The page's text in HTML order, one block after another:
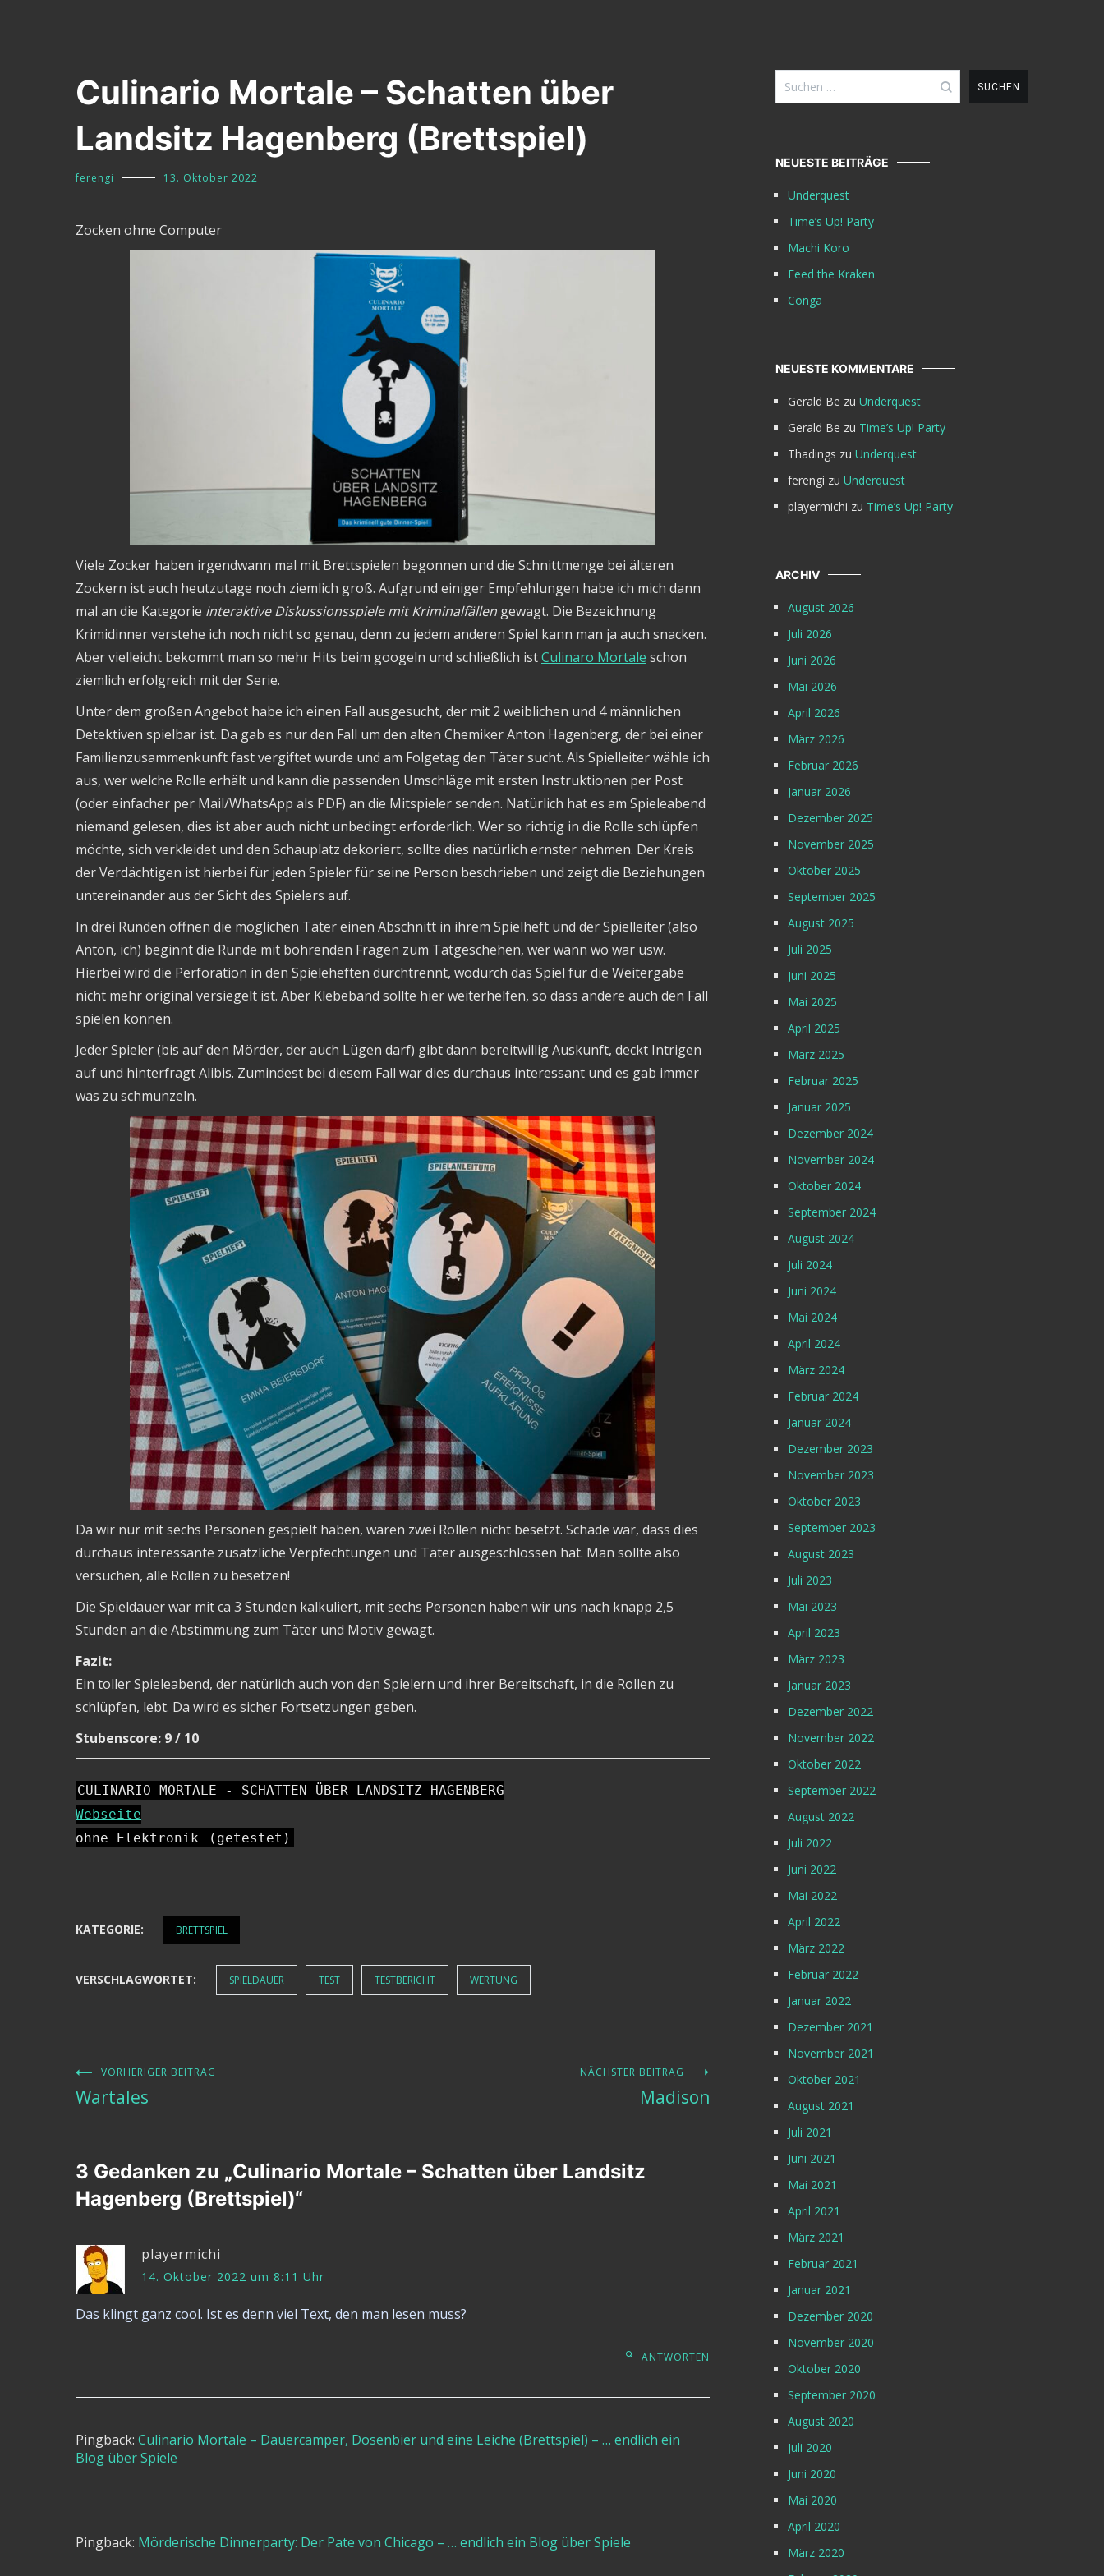
Culinario Mortale – Schatten über
Landsitz Hagenberg (Brettspiel)
ferengi 13. Oktober 2022
Zocken ohne Computer
Viele Zocker haben irgendwann mal mit Brettspielen begonnen und die Schnittmenge bei älteren
Zockern ist auch heutzutage noch ziemlich groß. Aufgrund einiger Empfehlungen habe ich mich dann
mal an die Kategorie interaktive Diskussionsspiele mit Kriminalfällen gewagt. Die Bezeichnung
Krimidinner verstehe ich noch nicht so genau, denn zu jedem anderen Spiel kann man ja auch snacken.
Aber vielleicht bekommt man so mehr Hits beim googeln und schließlich istCulinaro Mortale schon
ziemlich erfolgreich mit der Serie.
Unter dem großen Angebot habe ich einen Fall ausgesucht, der mit 2 weiblichen und 4 männlichen
Detektiven spielbar ist. Da gab es nur den Fall um den alten Chemiker Anton Hagenberg, der bei einer
Familienzusammenkunft fast vergiftet wurde und am Folgetag den Täter sucht. Als Spielleiter wähle ich
aus, wer welche Rolle erhält und kann die passenden Umschläge mit ersten Instruktionen per Post
(oder einfacher per Mail/WhatsApp als PDF) an die Mitspieler senden. Natürlich hat es am Spieleabend
niemand gelesen, dies ist aber auch nicht unbedingt erforderlich. Wer so richtig in die Rolle schlüpfen
möchte, sich verkleidet und den Schauplatz dekoriert, sollte dies natürlich ernster nehmen. Der Kreis
der Verdächtigen ist hierbei für jeden Spieler für seine Person beschrieben und zeigt die Beziehungen
untereinander aus der Sicht des Spielers auf.
In drei Runden öffnen die möglichen Täter einen Abschnitt in ihrem Spielheft und der Spielleiter (also
Anton, ich) beginnt die Runde mit bohrenden Fragen zum Tatgeschehen, wer wann wo war usw.
Hierbei wird die Perforation in den Spieleheften durchtrennt, wodurch das Spiel für die Weitergabe
nicht mehr original versiegelt ist. Aber Klebeband sollte hier weiterhelfen, so dass andere auch den Fall
spielen können.
Jeder Spieler (bis auf den Mörder, der auch Lügen darf) gibt dann bereitwillig Auskunft, deckt Intrigen
auf und hinterfragt Alibis. Zumindest bei diesem Fall war dies durchaus interessant und es gab immer
was zu schmunzeln.
Da wir nur mit sechs Personen gespielt haben, waren zwei Rollen nicht besetzt. Schade war, dass dies
durchaus interessante zusätzliche Verpfechtungen und Täter ausgeschlossen hat. Man sollte also
versuchen, alle Rollen zu besetzen!
Die Spieldauer war mit ca 3 Stunden kalkuliert, mit sechs Personen haben wir uns nach knapp 2,5
Stunden an die Abstimmung zum Täter und Motiv gewagt.
Fazit:
Ein toller Spieleabend, der natürlich auch von den Spielern und ihrer Bereitschaft, in die Rollen zu
schlüpfen, lebt. Da wird es sicher Fortsetzungen geben.
Stubenscore: 9 / 10
CULINARIO MORTALE - SCHATTEN ÜBER LANDSITZ HAGENBERG
Webseite
ohne Elektronik
(getestet)
KATEGORIE: BRETTSPIEL
VERSCHLAGWORTET: SPIELDAUER TEST TESTBERICHT WERTUNG
Beitragsnavigation
VORHERIGER BEITRAG
Wartales
NÄCHSTER BEITRAG
Madison
3 Gedanken zu „Culinario Mortale – Schatten über Landsitz
Hagenberg (Brettspiel)“
playermichi
14. Oktober 2022 um 8:11 Uhr
Das klingt ganz cool. Ist es denn viel Text, den man lesen muss?
ANTWORTEN
Pingback: Culinario Mortale – Dauercamper, Dosenbier und eine Leiche (Brettspiel) – … endlich ein
Blog über Spiele
Pingback: Mörderische Dinnerparty: Der Pate von Chicago – … endlich ein Blog über Spiele
Suchen
nach:
NEUESTE BEITRÄGE
Underquest
Time’s Up! Party
Machi Koro
Feed the Kraken
Conga
NEUESTE KOMMENTARE
Gerald Be zu Underquest
Gerald Be zu Time’s Up! Party
Thadings zu Underquest
ferengi zu Underquest
playermichi zu Time’s Up! Party
ARCHIV
August 2026
Juli 2026
Juni 2026
Mai 2026
April 2026
März 2026
Februar 2026
Januar 2026
Dezember 2025
November 2025
Oktober 2025
September 2025
August 2025
Juli 2025
Juni 2025
Mai 2025
April 2025
März 2025
Februar 2025
Januar 2025
Dezember 2024
November 2024
Oktober 2024
September 2024
August 2024
Juli 2024
Juni 2024
Mai 2024
April 2024
März 2024
Februar 2024
Januar 2024
Dezember 2023
November 2023
Oktober 2023
September 2023
August 2023
Juli 2023
Mai 2023
April 2023
März 2023
Januar 2023
Dezember 2022
November 2022
Oktober 2022
September 2022
August 2022
Juli 2022
Juni 2022
Mai 2022
April 2022
März 2022
Februar 2022
Januar 2022
Dezember 2021
November 2021
Oktober 2021
August 2021
Juli 2021
Juni 2021
Mai 2021
April 2021
März 2021
Februar 2021
Januar 2021
Dezember 2020
November 2020
Oktober 2020
September 2020
August 2020
Juli 2020
Juni 2020
Mai 2020
April 2020
März 2020